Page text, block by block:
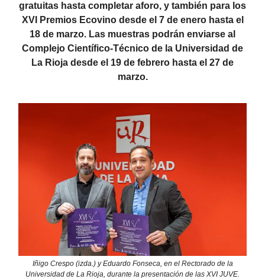
gratuitas hasta completar aforo, y también para los
XVI Premios Ecovino desde el 7 de enero hasta el
18 de marzo. Las muestras podrán enviarse al
Complejo Científico-Técnico de la Universidad de
La Rioja desde el 19 de febrero hasta el 27 de
marzo.
Iñigo Crespo (izda.) y Eduardo Fonseca, en el Rectorado de la
Universidad de La Rioja, durante la presentación de las XVI JUVE.